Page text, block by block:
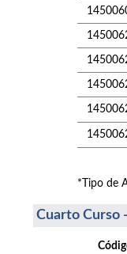
*Tipo de
Cuarto Curso